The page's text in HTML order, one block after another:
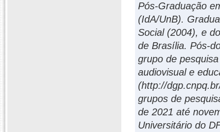
Pós-Graduação
(IdA/UnB).
Social (2004), e
de Brasília. Pós-
grupo de
audiovisual e
(http://
grupos de
de 2021 até
Universitário do